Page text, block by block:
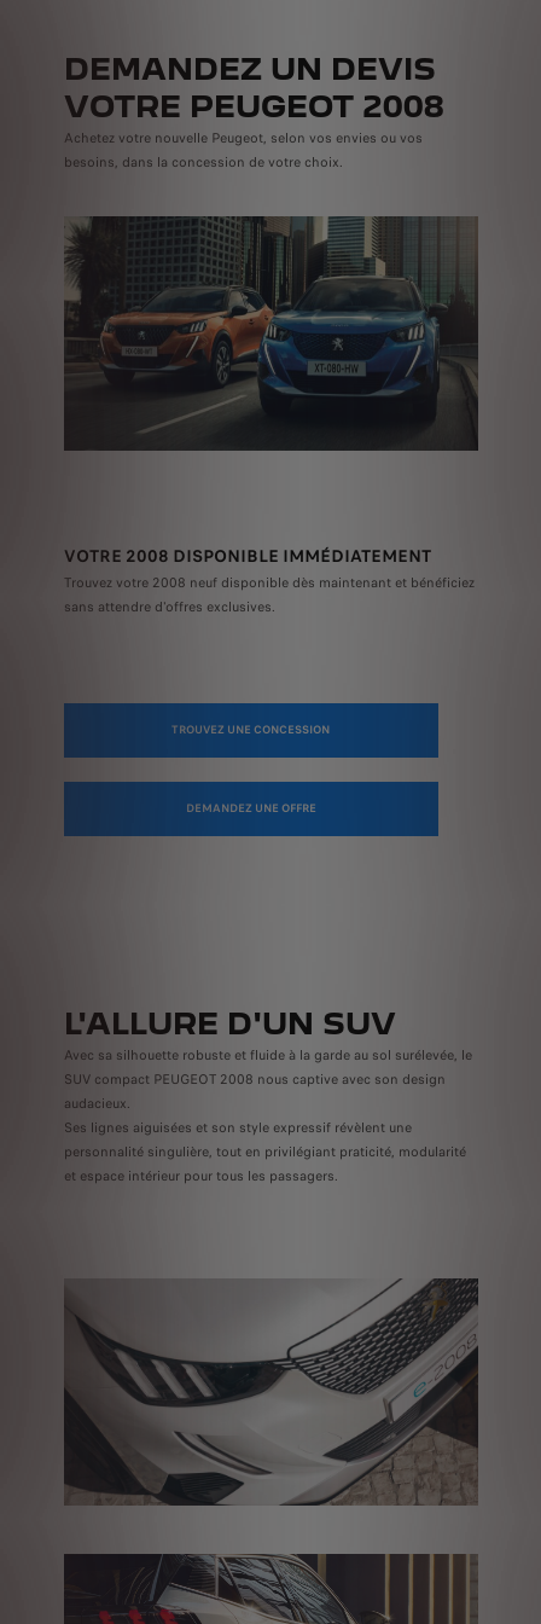
DEMANDEZ UN DEVIS
VOTRE PEUGEOT 2008
Achetez votre nouvelle Peugeot, selon vos envies ou vos
besoins, dans la concession de votre choix.
VOTRE 2008 DISPONIBLE IMMÉDIATEMENT
Trouvez votre 2008 neuf disponible dès maintenant et bénéficiez
sans attendre d'offres exclusives.
TROUVEZ UNE CONCESSION
DEMANDEZ UNE OFFRE
L'ALLURE D'UN SUV
Avec sa silhouette robuste et fluide à la garde au sol surélevée, le
SUV compact PEUGEOT 2008 nous captive avec son design
audacieux.
Ses lignes aiguisées et son style expressif révèlent une
personnalité singulière, tout en privilégiant praticité, modularité
et espace intérieur pour tous les passagers.